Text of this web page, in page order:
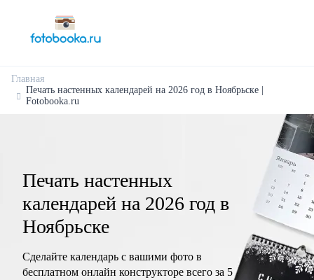
Главная
Печать настенных календарей на 2026 год в Ноябрьске |
Fotobooka.ru
Печать настенных
календарей на 2026 год в
Ноябрьске
Сделайте календарь с вашими фото в
бесплатном онлайн конструкторе всего за 5